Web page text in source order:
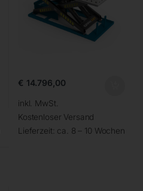
€ 14.796,00
inkl. MwSt.
Kostenloser Versand
Lieferzeit: ca. 8 – 10 Wochen